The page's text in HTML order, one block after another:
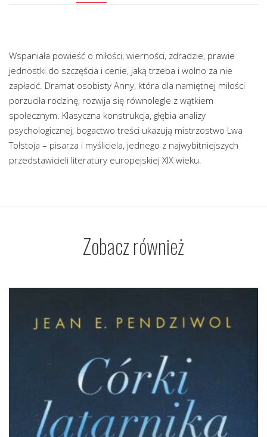
Wspaniała powieść o miłości, wierności, zdradzie, prawie
jednostki do szczęścia i cenie, jaką trzeba i wolno za nie
zapłacić. Dramat osobisty Anny, która dla namiętnej miłości
porzuciła rodzinę, rozwija się równolegle z wątkiem
społecznym. Klasyczna konstrukcja, głębia analizy
psychologicznej, bogactwo treści ukazują mistrzostwo Lwa
Tołstoja – pisarza i myśliciela, jednego z najwybitniejszych
przedstawicieli literatury europejskiej XIX wieku.
Zobacz również